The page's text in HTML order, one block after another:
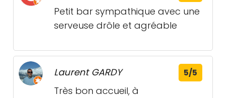
Petit bar sympathique avec une
serveuse drôle et agréable
Laurent GARDY 5/5
Très bon accueil, à